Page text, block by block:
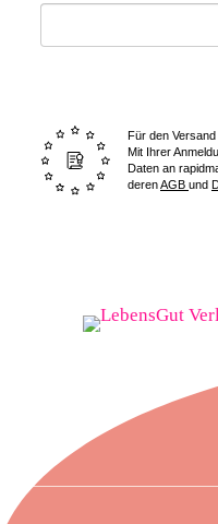
Für den
Mit Ihrer
Daten an
derenAGB und